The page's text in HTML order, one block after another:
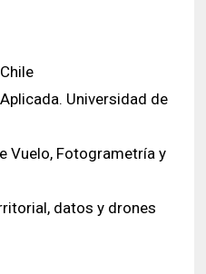
Universidad de
Vuelo, Fotogrametría y
datos y drones